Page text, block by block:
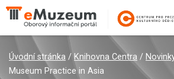
Úvodní stránka / Knihovna Centra /
Museum Practice in Asia